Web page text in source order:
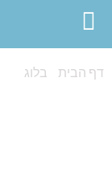
דף הבית בלוג